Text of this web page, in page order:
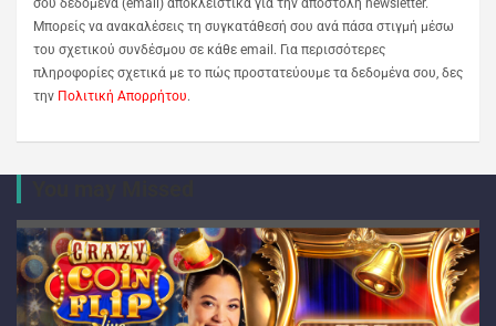
σου δεδομένα (email) αποκλειστικά για την αποστολή newsletter.
Μπορείς να ανακαλέσεις τη συγκατάθεσή σου ανά πάσα στιγμή μέσω
του σχετικού συνδέσμου σε κάθε email. Για περισσότερες
πληροφορίες σχετικά με το πώς προστατεύουμε τα δεδομένα σου, δες
την Πολιτική Απορρήτου.